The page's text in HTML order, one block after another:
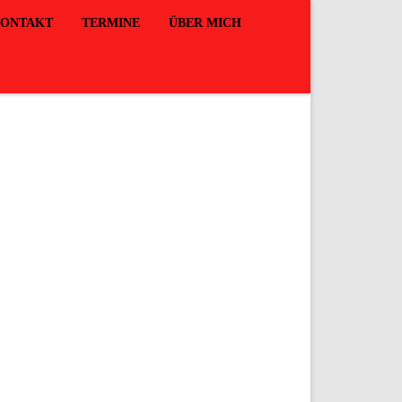
TERMINE ÜBER MICH